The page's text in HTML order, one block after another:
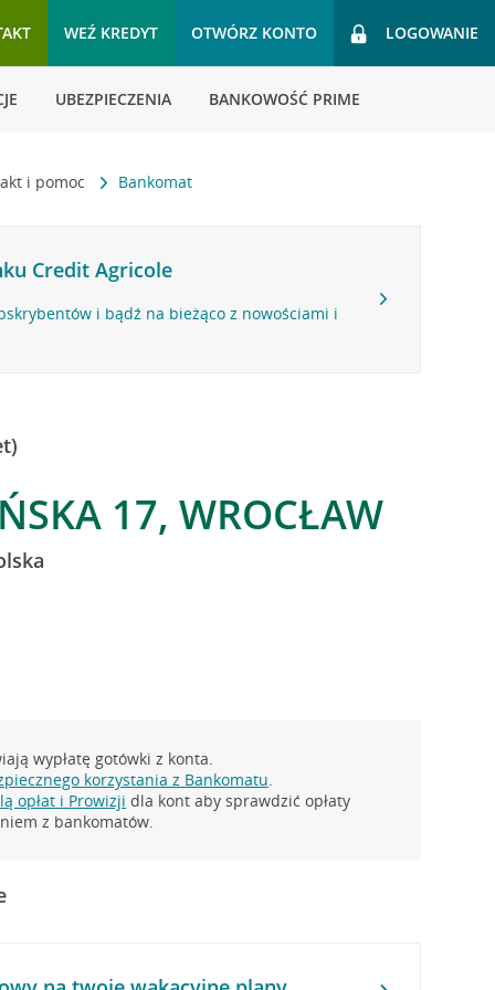
WEŹ KREDYT OTWÓRZ KONTO LOGOWANIE
UBEZPIECZENIA BANKOWOŚĆ PRIME
i pomoc Bankomat
Credit Agricole
i bądź na bieżąco z nowościami i
17, WROCŁAW
wypłatę gotówki z konta.
korzystania z Bankomatu.
opłat i Prowizji dla kont aby sprawdzić opłaty
z bankomatów.